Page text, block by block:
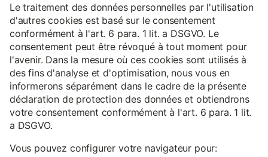
Le traitement des données personnelles par l'utilisation
d'autres cookies est basé sur le consentement
conformément à l'art. 6 para. 1 lit. a DSGVO. Le
consentement peut être révoqué à tout moment pour
l'avenir. Dans la mesure où ces cookies sont utilisés à
des fins d'analyse et d'optimisation, nous vous en
informerons séparément dans le cadre de la présente
déclaration de protection des données et obtiendrons
votre consentement conformément à l'art. 6 para. 1 lit.
a DSGVO.
Vous pouvez configurer votre navigateur pour: